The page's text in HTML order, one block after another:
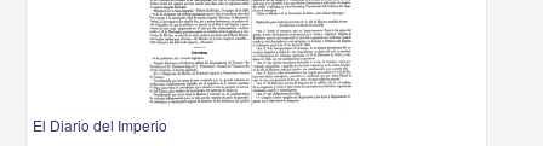
El Diario del Imperio